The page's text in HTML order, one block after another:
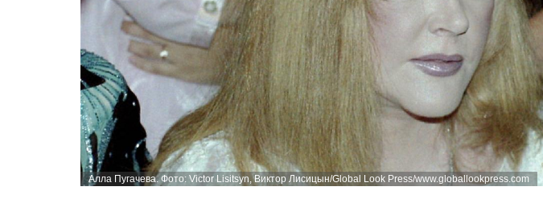
Алла Пугачева. Фото: Victor Lisitsyn, Виктор Лисицын/Global Look Press/www.globallookpress.com